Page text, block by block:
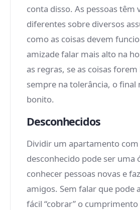
conta disso. As pessoas têm
diferentes sobre diversos
como as coisas devem
amizade falar mais alto na
as regras, se as coisas forem
sempre na tolerância, o final
bonito.
Desconhecidos
Dividir um apartamento
desconhecido pode ser uma
conhecer pessoas novas e
amigos. Sem falar que pode
fácil “cobrar” o